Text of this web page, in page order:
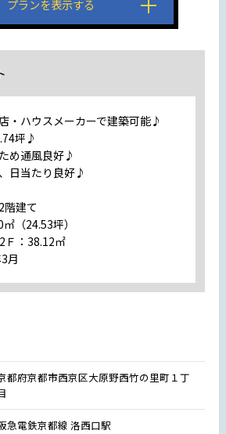
プランを表示する
・ハウスメーカーで建築可能♪
坪♪
め通風良好♪
日当たり良好♪
階建て
（24.53坪）
：38.12㎡
月
都府京都市西京区大原野西竹の里町１丁
急電鉄京都線 洛西口駅